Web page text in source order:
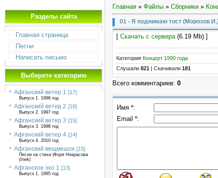
Разделы сайта
Главная страница
Песни
Написать письмо
Выберите категорию
Афганский ветер 1 [17]
Выпуск 1. 1996 год
Афганский ветер 2 [16]
Выпуск 2. 1997 год
Афганский ветер 3 [15]
Выпуск 3. 1998 год
Афганский ветер 4 [14]
Выпуск 4. 2010 год
Афганский вещмешок [15]
Песни на стихи Игоря Некрасова
(Inek)
Афганское эхо 1 [13]
Выпуск 1. 1995 год
Главная » Файлы » Сборники »
01 - Я поднимаю тост (Морозов
[ Скачать с сервера(6.19 Mb) ]
Категория Концерт 1990 года
Слушали 821 Скачивали 181
Всего комментариев: 0
Имя *:
Email *: